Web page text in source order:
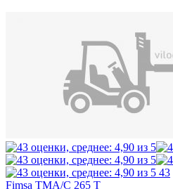
43
Fimsa TMA/C 265 T